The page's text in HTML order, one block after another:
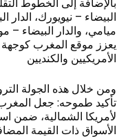
البيضاء – نيويورك، الدار
ميامي، والدار البيضاء –
يعزز موقع المغرب
الأمريكيين والكنديين
ومن خلال هذه الجولة
تأكيد طموحه: جعل
لأمريكا الشمالية، ضمن
الأسواق ذات القيمة